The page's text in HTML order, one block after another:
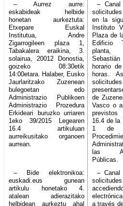
– Aurrez aurre:
eskabideak helbide
honetan aurkeztuta:
Etxepare Euskal
Institutua, Andre
Zigarrogileen plaza 1,
Tabakalera eraikina, 3.
solairua, 20012 Donostia,
goizeko 08:30etik
14:00etara. Halaber, Eusko
Jaurlaritzako Zuzenean
bulegoetan edo
Administrazio Publikoen
Administrazio Prozedura
Erkideari buruzko urriaren
1eko 39/2015 Legearen
16.4 artikuluan
aurreikusitako organoen
aurrean.
– Canal
en la
Instituto
Plaza de
Edificio
planta,
horario
horas.
de
Vasco o
16.4 de la
1 de
las
Públicas.
– Bide elektronikoa:
euskadi.eus gunean
artikulu honetako 4.
atalean adierazitako
helbidean aurkeztu ahal
– Canal
a través